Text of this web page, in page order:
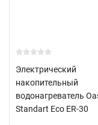
Электрический
накопительный
водонагреватель
Standart Eco ER-30